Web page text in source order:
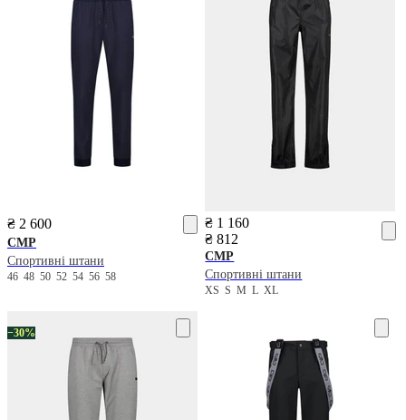
₴ 2 600
CMP
Спортивні штани
46 48 50 52 54 56 58
₴ 1 160
₴ 812
CMP
Спортивні штани
XSSMLXL
−30%